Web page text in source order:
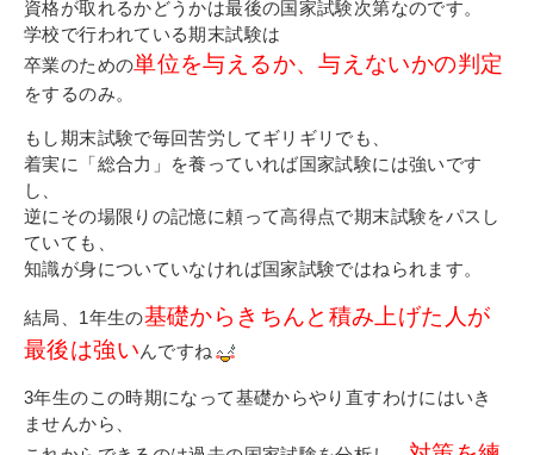
資格が取れるかどうかは最後の国家試験次第なのです。
学校で行われている期末試験は
卒業のための単位を与えるか、与えないかの判定
をするのみ。
もし期末試験で毎回苦労してギリギリでも、
着実に「総合力」を養っていれば国家試験には強いです
し、
逆にその場限りの記憶に頼って高得点で期末試験をパスし
ていても、
知識が身についていなければ国家試験ではねられます。
結局、1年生の基礎からきちんと積み上げた人が
最後は強いんですね
3年生のこの時期になって基礎からやり直すわけにはいき
ませんから、